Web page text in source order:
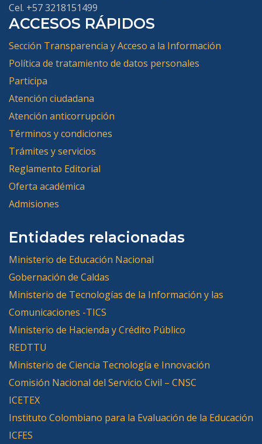
Cel. +57 3218151499
ACCESOS RÁPIDOS
Sección Transparencia y Acceso a la Información
Política de tratamiento de datos personales
Participa
Atención ciudadana
Atención anticorrupción
Términos y condiciones
Trámites y servicios
Reglamento Editorial
Oferta académica
Admisiones
Entidades relacionadas
Ministerio de Educación Nacional
Gobernación de Caldas
Ministerio de Tecnologías de la Información y las
Comunicaciones -TICS
Ministerio de Hacienda y Crédito Público
REDTTU
Ministerio de Ciencia Tecnología e Innovación
Comisión Nacional del Servicio Civil – CNSC
ICETEX
Instituto Colombiano para la Evaluación de la Educación
ICFES